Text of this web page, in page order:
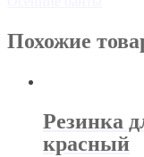
Похожие
Резинка
красный